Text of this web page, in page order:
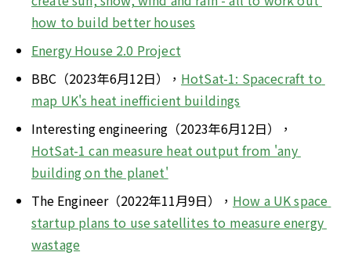
how to build better houses
Energy House 2.0 Project
BBC（2023年6月12日）， HotSat-1: Spacecraft to
map UK's heat inefficient buildings
Interesting engineering（2023年6月12日），
HotSat-1 can measure heat output from 'any
building on the planet'
The Engineer（2022年11月9日）， How a UK space
startup plans to use satellites to measure energy
wastage